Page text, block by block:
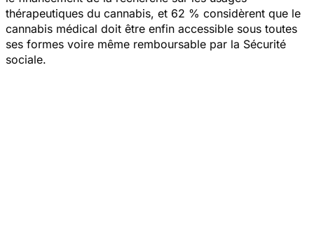
thérapeutiques du cannabis, et 62 % considèrent que le
cannabis médical doit être enfin accessible sous toutes
ses formes voire même remboursable par la Sécurité
sociale.